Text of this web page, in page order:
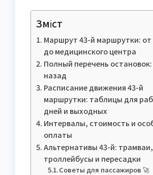
Зміст
Маршрут 43-й маршрутки: от
до медицинского центра
Полный перечень
назад
Расписание движения 43-й
маршрутки: таблицы для
дней и выходных
Интервалы, стоимость и
оплаты
Альтернативы 43-й: трамваи,
троллейбусы и пересадки
Советы для пассажиров 🚀